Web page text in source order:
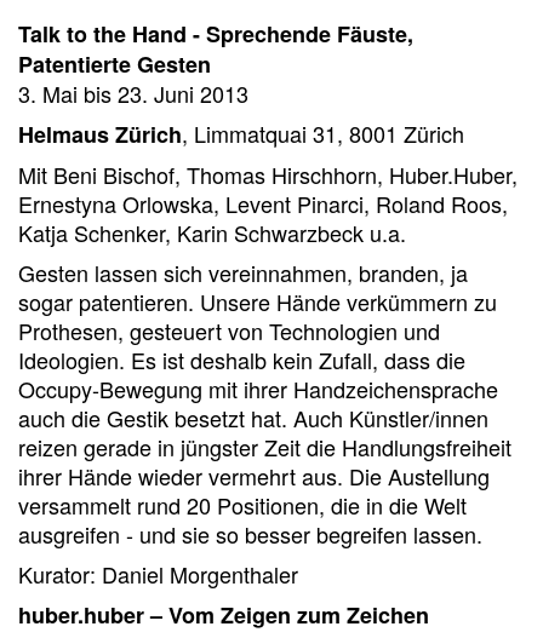
Talk to the Hand - Sprechende Fäuste,
Patentierte Gesten
3. Mai bis 23. Juni 2013
Helmaus Zürich, Limmatquai 31, 8001 Zürich
Mit Beni Bischof, Thomas Hirschhorn, Huber.Huber,
Ernestyna Orlowska, Levent Pinarci, Roland Roos,
Katja Schenker, Karin Schwarzbeck u.a.
Gesten lassen sich vereinnahmen, branden, ja
sogar patentieren. Unsere Hände verkümmern zu
Prothesen, gesteuert von Technologien und
Ideologien. Es ist deshalb kein Zufall, dass die
Occupy-Bewegung mit ihrer Handzeichensprache
auch die Gestik besetzt hat. Auch Künstler/innen
reizen gerade in jüngster Zeit die Handlungsfreiheit
ihrer Hände wieder vermehrt aus. Die Austellung
versammelt rund 20 Positionen, die in die Welt
ausgreifen - und sie so besser begreifen lassen.
Kurator: Daniel Morgenthaler
huber.huber – Vom Zeigen zum Zeichen